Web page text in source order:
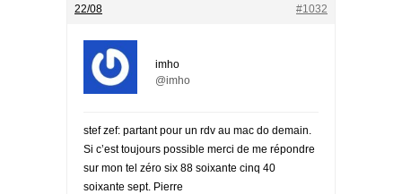
22/08
#1032
imho
@imho
stef zef: partant pour un rdv au mac do demain.
Si c’est toujours possible merci de me répondre
sur mon tel zéro six 88 soixante cinq 40
soixante sept. Pierre